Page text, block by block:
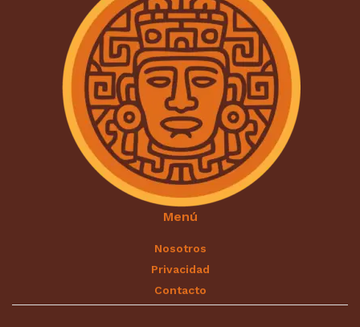
Menú
Nosotros
Privacidad
Contacto